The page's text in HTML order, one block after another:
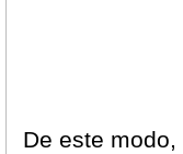
De este modo,